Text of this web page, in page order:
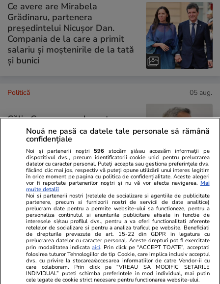
Ce avere are Mirabela
Grădinaru, partenera
președintelui Nicușor Dan.
Compania de la care a primit
salariu și moștenirile de la tată
și bunici
Politică 05 aug.
Călin Georgescu a lansat
scenarii și a acuzat „trădare”,
dacă România va trece la
moneda Euro
PARTENERI
Nouă ne pasă ca datele tale personale să rămână
confidențiale
Noi și partenerii noștri 596 stocăm și/sau accesăm informații pe
dispozitivul dvs., precum identificatorii cookie unici pentru prelucrarea
datelor cu caracter personal. Puteți accepta sau gestiona preferințele dvs.
făcând clic mai jos, respectiv vă puteți opune utilizării unui interes legitim
în orice moment pe pagina cu politica de confidențialitate. Aceste alegeri
vor fi raportate partenerilor noștri și nu vă vor afecta navigarea. Mai
multe detalii
Noi si partenerii nostri (retelele de socializare si agentiile de publicitate
partenere, precum si furnizorii nostri de servicii de date analitice)
prelucram date pentru a permite website-ului sa functioneze, pentru a
personaliza continutul si anunturile publicitare afisate in functie de
interesele si/sau profilul dvs., pentru a va oferi functionalitati aferente
retelelor de socializare si pentru a analiza traficul pe website. Beneficiati
de drepturile prevazute de art. 15-22 din GDPR in legatura cu
prelucrarea datelor cu caracter personal. Aceste drepturi pot fi exercitate
prin modalitatea indicataaici. Prin click pe “ACCEPT TOATE”, acceptati
folosirea tuturor Tehnologiilor de tip Cookie, care implica inclusiv acceptul
dvs. cu privire la stocarea/accesarea informatiilor de catre Vendor-ii cu
care colaboram. Prin click pe “VREAU SA MODIFIC SETARILE
INDIVIDUAL” puteti schimba preferintele in mod individual, mai putin
cele legate de cookie strict necesare pentru functionarea website-ului.